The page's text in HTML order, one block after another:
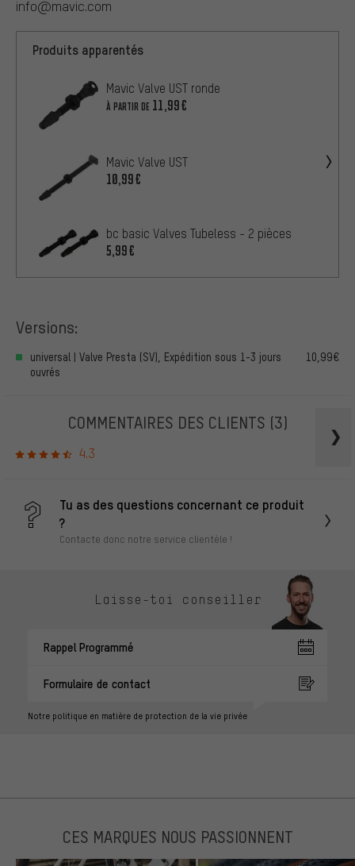
info@mavic.com
Produits apparentés
Mavic Valve UST ronde
À PARTIR DE 11,99€
Mavic Valve UST
10,99€
bc basic Valves Tubeless - 2 pièces
5,99€
Versions:
universal | Valve Presta (SV), Expédition sous 1-3 jours
ouvrés
10,99€
COMMENTAIRES DES CLIENTS (3)
4.3
Tu as des questions concernant ce produit
?
Contacte donc notre service clientèle !
Laisse-toi conseiller
Rappel Programmé
Formulaire de contact
Notre politique en matière de protection de la vie privée
CES MARQUES NOUS PASSIONNENT